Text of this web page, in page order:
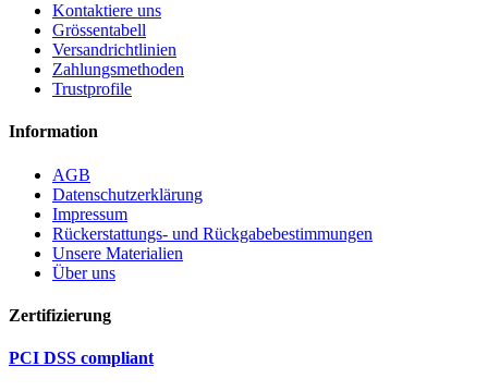
Kontaktiere uns
Grössentabell
Versandrichtlinien
Zahlungsmethoden
Trustprofile
Information
AGB
Datenschutzerklärung
Impressum
Rückerstattungs- und Rückgabebestimmungen
Unsere Materialien
Über uns
Zertifizierung
PCI DSS compliant